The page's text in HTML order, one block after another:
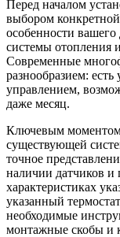
Перед началом
выбором
особенности вашего
системы отопления
Современные
разнообразием:
управлением,
даже месяц.
Ключевым моментом
существующей
точное
наличии датчиков и
характеристиках
указанный
необходимые
монтажные скобы и